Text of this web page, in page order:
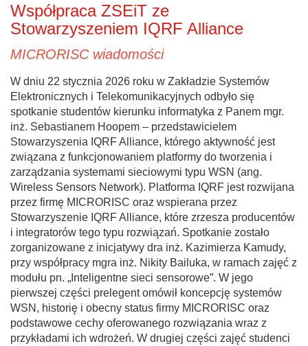
Współpraca ZSEiT ze
Stowarzyszeniem IQRF Alliance
MICRORISC wiadomości
W dniu 22 stycznia 2026 roku w Zakładzie Systemów
Elektronicznych i Telekomunikacyjnych odbyło się
spotkanie studentów kierunku informatyka z Panem mgr.
inż. Sebastianem Hoopem – przedstawicielem
Stowarzyszenia IQRF Alliance, którego aktywność jest
związana z funkcjonowaniem platformy do tworzenia i
zarządzania systemami sieciowymi typu WSN (ang.
Wireless Sensors Network). Platforma IQRF jest rozwijana
przez firmę MICRORISC oraz wspierana przez
Stowarzyszenie IQRF Alliance, które zrzesza producentów
i integratorów tego typu rozwiązań. Spotkanie zostało
zorganizowane z inicjatywy dra inż. Kazimierza Kamudy,
przy współpracy mgra inż. Nikity Bailuka, w ramach zajęć z
modułu pn. „Inteligentne sieci sensorowe”. W jego
pierwszej części prelegent omówił koncepcję systemów
WSN, historię i obecny status firmy MICRORISC oraz
podstawowe cechy oferowanego rozwiązania wraz z
przykładami ich wdrożeń. W drugiej części zajęć studenci